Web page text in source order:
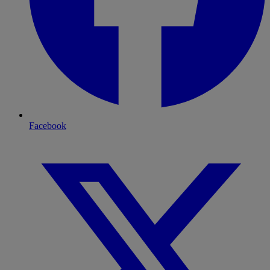
Facebook